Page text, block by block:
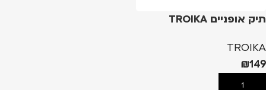
תיק אופניים TROIKA
TROIKA
₪149
הוספה לסל